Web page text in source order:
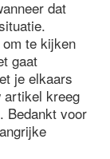
dat
te kijken
gaat
je elkaars
artikel kreeg
Bedankt voor